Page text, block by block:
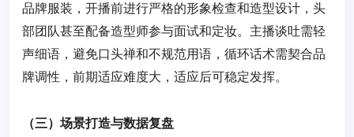
品牌服装，开播前进行严格的形象检查和造型设计，头
部团队甚至配备造型师参与面试和定妆。主播谈吐需轻
声细语，避免口头禅和不规范用语，循环话术需契合品
牌调性，前期适应难度大，适应后可稳定发挥。
（三）场景打造与数据复盘